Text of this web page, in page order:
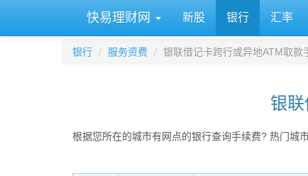
快易理财网 新股 银行 汇率
银行 服务资费 银联借记卡跨行或异地ATM取款
银
根据您所在的城市有网点的银行查询手续费? 热门城